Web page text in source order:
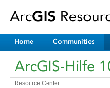
Home Communities
ArcGIS-Hilfe
Resource Center